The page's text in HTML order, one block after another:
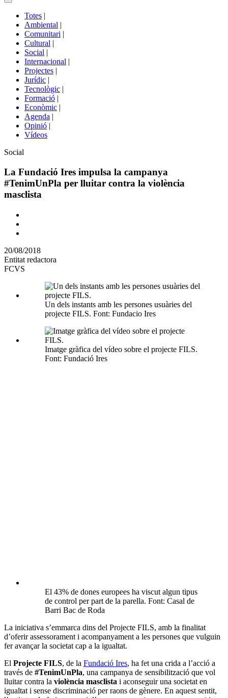
Commutador
portals
Totes |
Ambiental |
Comunitari |
Cultural |
Social |
Internacional |
Projectes |
Jurídic |
Tecnològic |
Formació |
Econòmic |
Agenda |
Opinió |
Vídeos
Àmbit
la
notícia
Social
La Fundació Ires impulsa la campanya
#TenimUnPla per lluitar contra la violència
masclista
Comparteix
altres
xarxes
20/08/2018
Entitat redactora
FCVS
Un dels instants amb les persones usuàries del
projecte FILS. Font: Fundacio Ires
Imatge gràfica del vídeo sobre el projecte FILS.
Font: Fundació Ires
El 43% de dones europees ha viscut algun tipus
de control per part de la parella. Font: Casal de
Barri Bac de Roda
La iniciativa s’emmarca dins del Projecte FILS, amb la finalitat
d’oferir assessorament i acompanyament a les persones que vulguin
fer avançar la societat cap a la igualtat.
El Projecte FILS, de la Fundació Ires, ha fet una crida a l’acció a
través de #TenimUnPla, una campanya de sensibilització que vol
lluitar contra la violència masclista i aconseguir una societat en
igualtat i sense discriminació per raons de gènere. En aquest sentit,